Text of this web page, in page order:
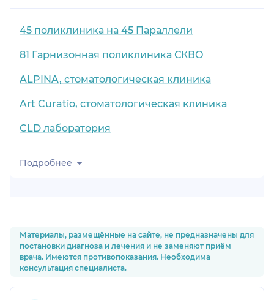
45 поликлиника на 45 Параллели
81 Гарнизонная поликлиника СКВО
ALPINA, стоматологическая клиника
Art Curatio, стоматологическая клиника
CLD лаборатория
Подробнее
Материалы, размещённые на сайте, не предназначены для
постановки диагноза и лечения и не заменяют приём
врача. Имеются противопоказания. Необходима
консультация специалиста.